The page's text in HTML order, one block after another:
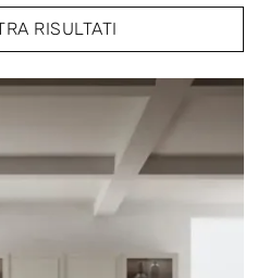
RISULTATI